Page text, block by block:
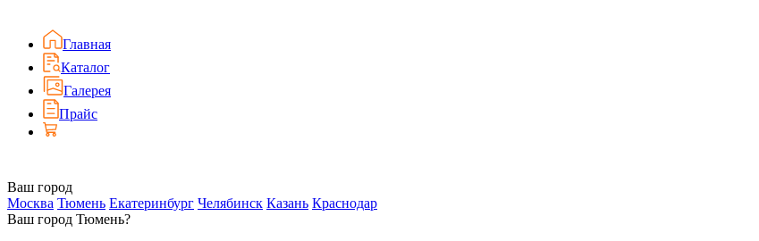
Главная
Каталог
Галерея
Прайс
Ваш город
Москва Тюмень Екатеринбург Челябинск Казань Краснодар
Ваш город Тюмень?